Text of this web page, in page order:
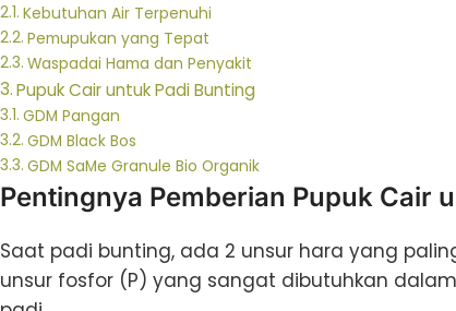
Kebutuhan Air Terpenuhi
Pemupukan yang Tepat
Waspadai Hama dan Penyakit
Pupuk Cair untuk Padi Bunting
GDM Pangan
GDM Black Bos
GDM SaMe Granule Bio Organik
Pentingnya Pemberian Pupuk Cair
Saat padi bunting, ada 2 unsur hara yang
unsur fosfor (P) yang sangat dibutuhkan